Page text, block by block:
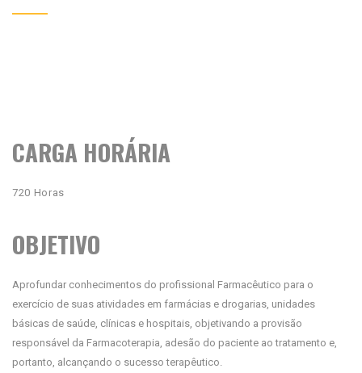
CARGA HORÁRIA
720 Horas
OBJETIVO
Aprofundar conhecimentos do profissional Farmacêutico para o
exercício de suas atividades em farmácias e drogarias, unidades
básicas de saúde, clínicas e hospitais, objetivando a provisão
responsável da Farmacoterapia, adesão do paciente ao tratamento e,
portanto, alcançando o sucesso terapêutico.